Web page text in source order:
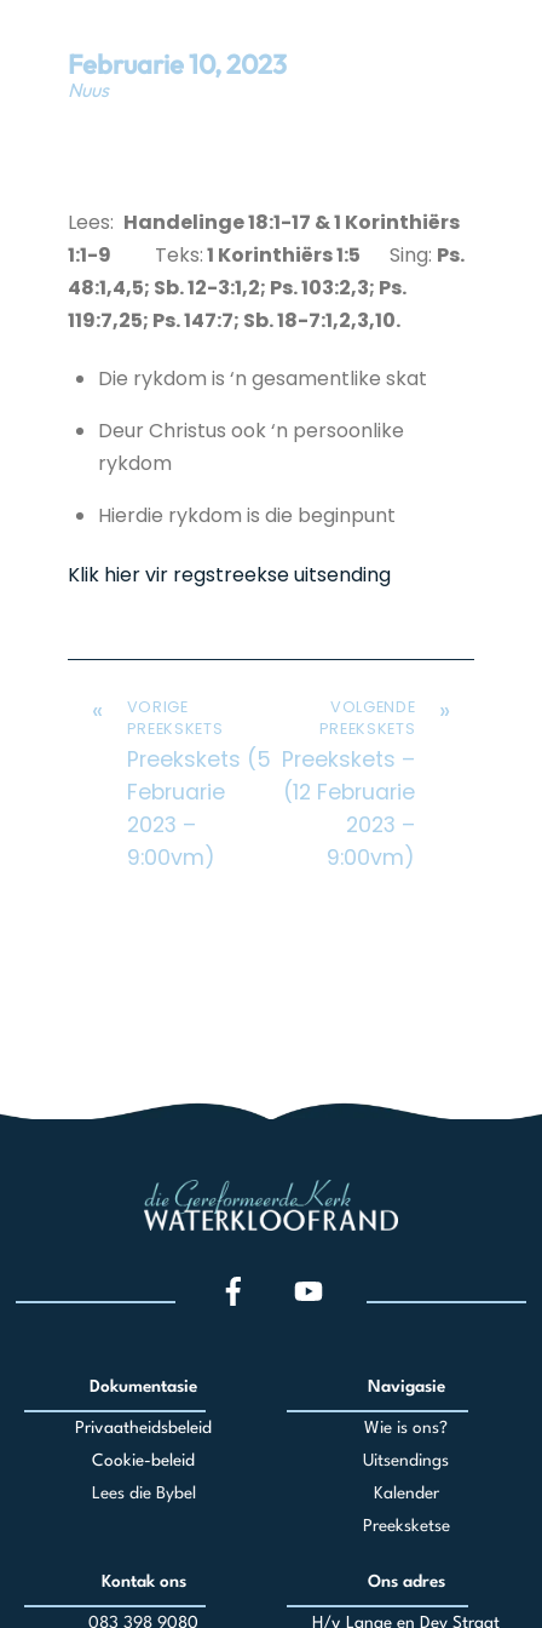
Februarie10,2023
Nuus
Lees: Handelinge 18:1-17 & 1 Korinthiërs
1:1-9 Teks:1 Korinthiërs 1:5 Sing: Ps.
48:1,4,5; Sb. 12-3:1,2; Ps. 103:2,3; Ps.
119:7,25; Ps. 147:7; Sb. 18-7:1,2,3,10.
Die rykdom is ‘n gesamentlike skat
Deur Christus ook ‘n persoonlike
rykdom
Hierdie rykdom is die beginpunt
Klik hier vir regstreekse uitsending
«
VORIGE
PREEKSKETS
Preekskets (5
Februarie
2023 –
9:00vm)
»
VOLGENDE
PREEKSKETS
Preekskets –
(12 Februarie
2023 –
9:00vm)
Dokumentasie
Privaatheidsbeleid
Cookie-beleid
Lees die Bybel
Navigasie
Wie is ons?
Uitsendings
Kalender
Preeksketse
Kontak ons
083 398 9080
Ons adres
H/v Lange en Dey Straat